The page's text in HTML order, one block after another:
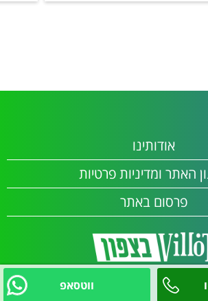
ווטסאפ
אודותינו
האתר ומדיניות פרטיות
פרסום באתר